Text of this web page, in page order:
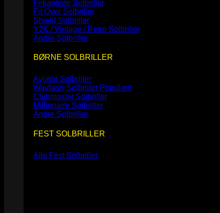
Firkantede Solbriller
Fit Over Solbriller
Shield Solbriller
Y2K / Vintage / Retro Solbriller
Andre Solbriller
BØRNE SOLBRILLER
Aviator Solbriller
Wayfarer Solbriller
Clubmaster Solbriller
Millionaire Solbriller
Andre Solbriller
FEST SOLBRILLER
Alle Fest Solbriller